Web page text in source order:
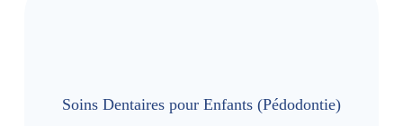
Soins Dentaires pour Enfants (Pédodontie)